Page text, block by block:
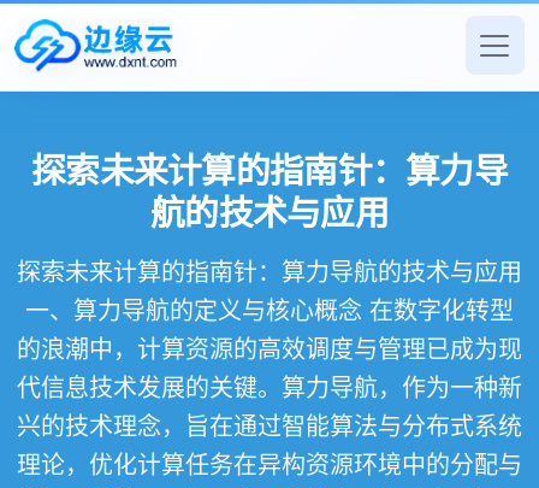
探索未来计算的指南针：算力导
航的技术与应用
探索未来计算的指南针：算力导航的技术与应用
一、算力导航的定义与核心概念 在数字化转型
的浪潮中，计算资源的高效调度与管理已成为现
代信息技术发展的关键。算力导航，作为一种新
兴的技术理念，旨在通过智能算法与分布式系统
理论，优化计算任务在异构资源环境中的分配与